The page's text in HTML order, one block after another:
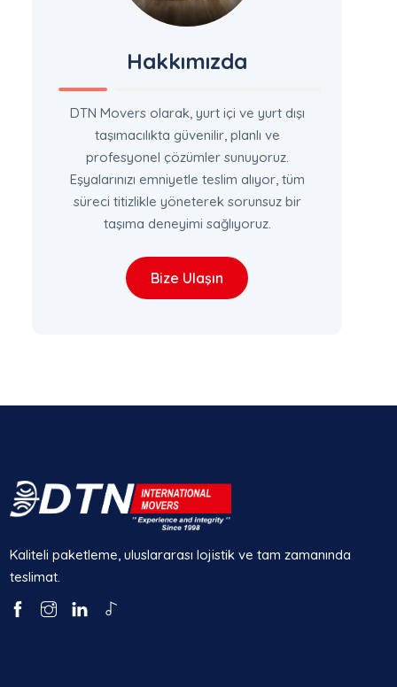
Hakkımızda
DTN Movers olarak, yurt içi ve yurt dışı
taşımacılıkta güvenilir, planlı ve
profesyonel çözümler sunuyoruz.
Eşyalarınızı emniyetle teslim alıyor, tüm
süreci titizlikle yöneterek sorunsuz bir
taşıma deneyimi sağlıyoruz.
Bize Ulaşın
Kaliteli paketleme, uluslararası lojistik ve tam zamanında
teslimat.